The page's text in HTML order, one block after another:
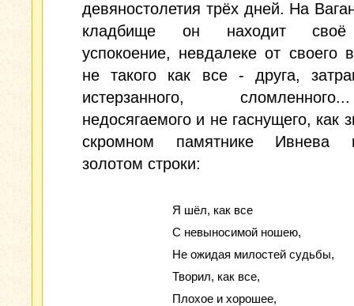
девяностолетия трёх дней. На
кладбище он находит своё
успокоение, невдалеке от своего
не такого как все - друга,
истерзанного,
недосягаемого и не гаснущего, как
скромном памятнике Ивнева
золотом строки:
Я шёл, как все
С невыносимой ношею,
Не ожидая милостей судьбы,
Творил, как все,
Плохое и хорошее,